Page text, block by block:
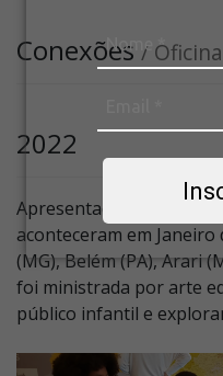
Conexões /
2022
Apresentadas pelo
aconteceram em
(MG), Belém (PA), Arari
foi ministrada por arte
público infantil e